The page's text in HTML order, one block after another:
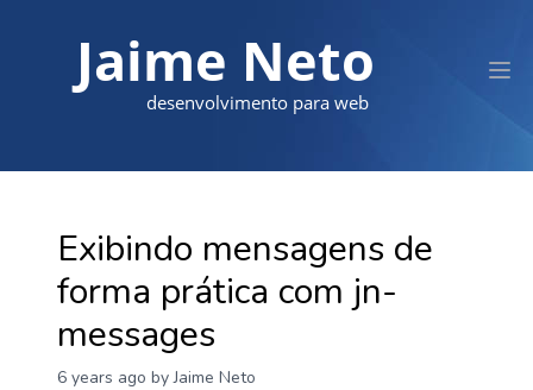
Jaime Neto
desenvolvimento para web
Exibindo mensagens de
forma prática com jn-
messages
6 years ago by Jaime Neto